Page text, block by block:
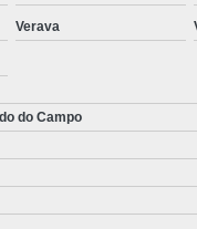
Verava
do Campo